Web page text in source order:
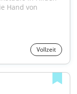
Hand von
Vollzeit